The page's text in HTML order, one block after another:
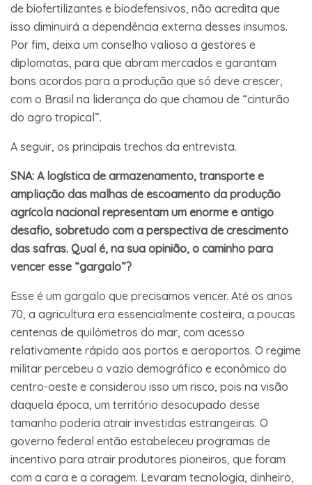
de biofertilizantes e biodefensivos, não acredita que
isso diminuirá a dependência externa desses insumos.
Por fim, deixa um conselho valioso a gestores e
diplomatas, para que abram mercados e garantam
bons acordos para a produção que só deve crescer,
com o Brasil na liderança do que chamou de “cinturão
do agro tropical”.
A seguir, os principais trechos da entrevista.
SNA: A logística de armazenamento, transporte e
ampliação das malhas de escoamento da produção
agrícola nacional representam um enorme e antigo
desafio, sobretudo com a perspectiva de crescimento
das safras. Qual é, na sua opinião, o caminho para
vencer esse “gargalo”?
Esse é um gargalo que precisamos vencer. Até os anos
70, a agricultura era essencialmente costeira, a poucas
centenas de quilômetros do mar, com acesso
relativamente rápido aos portos e aeroportos. O regime
militar percebeu o vazio demográfico e econômico do
centro-oeste e considerou isso um risco, pois na visão
daquela época, um território desocupado desse
tamanho poderia atrair investidas estrangeiras. O
governo federal então estabeleceu programas de
incentivo para atrair produtores pioneiros, que foram
com a cara e a coragem. Levaram tecnologia, dinheiro,